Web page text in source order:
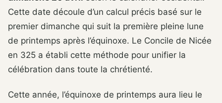
Cette date découle d’un calcul précis basé sur le
premier dimanche qui suit la première pleine lune
de printemps après l’équinoxe. Le Concile de Nicée
en 325 a établi cette méthode pour unifier la
célébration dans toute la chrétienté.
Cette année, l’équinoxe de printemps aura lieu le